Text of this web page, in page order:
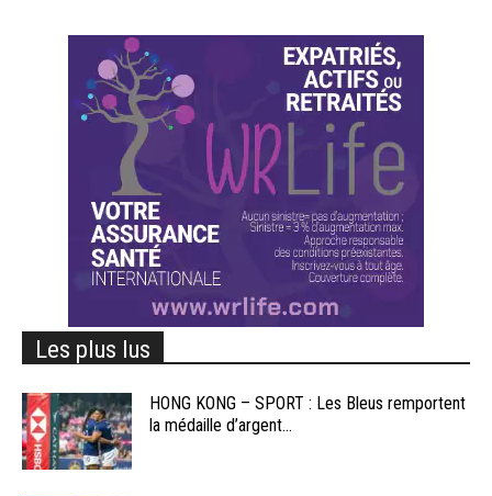
Les plus lus
HONG KONG – SPORT : Les Bleus remportent
la médaille d’argent...